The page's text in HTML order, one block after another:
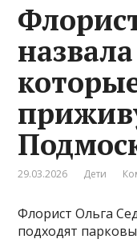
29.03.2026 Дети
Флорист Ольга
подходят